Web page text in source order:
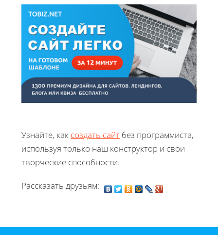
Узнайте, как создать сайт без программиста,
используя только наш конструктор и свои
творческие способности.
Рассказать друзьям: